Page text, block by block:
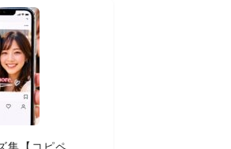
集【コピペ